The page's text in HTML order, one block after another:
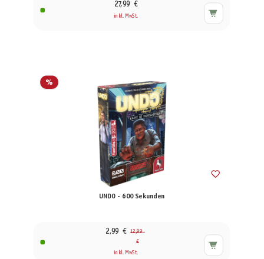
27,99 €
inkl. MwSt.
%
UNDO - 600 Sekunden
2,99 € 12,99
€
inkl. MwSt.